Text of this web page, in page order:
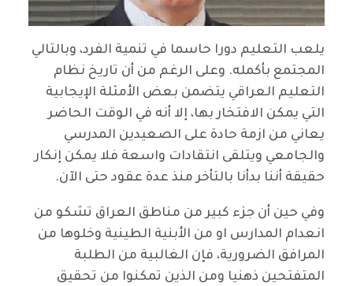
يلعب التعليم دورا حاسما في تنمية الفرد، وبالتالي
المجتمع بأكمله. وعلى الرغم من أن تاريخ نظام
التعليم العراقي يتضمن بعض الأمثلة الإيجابية
التي يمكن الافتخار بها، إلا أنه في الوقت الحاضر
يعاني من ازمة حادة على الصعيدين المدرسي
والجامعي ويتلقى انتقادات واسعة فلا يمكن إنكار
حقيقة أننا بدأنا بالتأخر منذ عدة عقود حتى الآن.
وفي حين أن جزء كبير من مناطق العراق تشكو من
انعدام المدارس او من الأبنية الطينية وخلوها من
المرافق الضرورية، فإن الغالبية من الطلبة
المتفتحين ذهنيا ومن الذين تمكنوا من تحقيق